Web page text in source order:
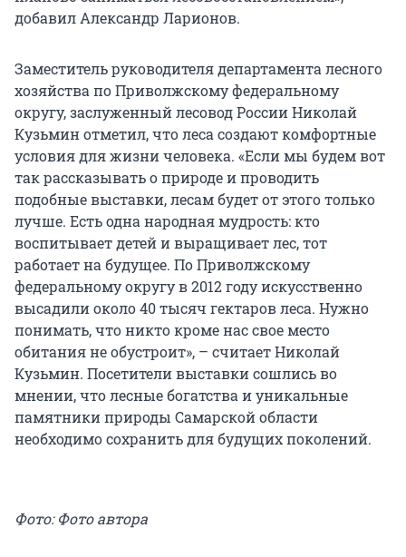
добавил Александр Ларионов.
Заместитель руководителя департамента лесного
хозяйства по Приволжскому федеральному
округу, заслуженный лесовод России Николай
Кузьмин отметил, что леса создают комфортные
условия для жизни человека. «Если мы будем вот
так рассказывать о природе и проводить
подобные выставки, лесам будет от этого только
лучше. Есть одна народная мудрость: кто
воспитывает детей и выращивает лес, тот
работает на будущее. По Приволжскому
федеральному округу в 2012 году искусственно
высадили около 40 тысяч гектаров леса. Нужно
понимать, что никто кроме нас свое место
обитания не обустроит», – считает Николай
Кузьмин. Посетители выставки сошлись во
мнении, что лесные богатства и уникальные
памятники природы Самарской области
необходимо сохранить для будущих поколений.
Фото: Фото автора